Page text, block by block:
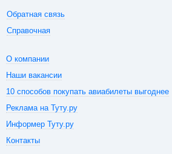
Обратная связь
Справочная
О компании
Наши вакансии
10 способов покупать авиабилеты выгоднее
Реклама на Туту.ру
Информер Туту.ру
Контакты